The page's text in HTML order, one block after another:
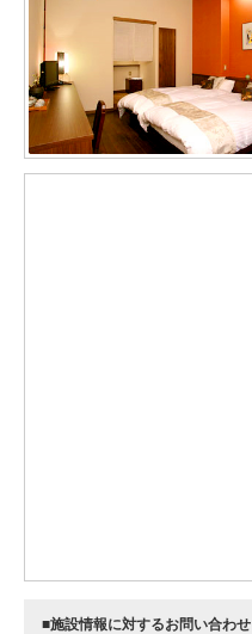
■施設情報に対するお問い合わせ